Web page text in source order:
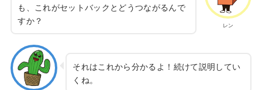
レン
も、これがセットバックとどうつながるんで
すか？
それはこれから分かるよ！続けて説明してい
くね。